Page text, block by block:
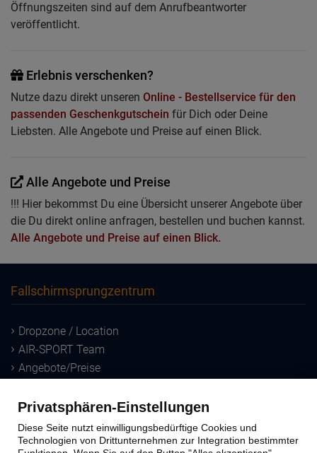
Öffnungszeiten sind auf dem Anrufbeantworter
veröffentlicht.
Erlebnis verschenken?
Nutze dazu direkt unseren Online - Bestellservice für den
passenden Geschenkgutschein für Dich oder Deine
Liebsten. Alle Angebote und Preise auf einen Blick.
Alle Angebote und Preise
!!! Hier bekommst Du eine Übersicht unserer Angebote über
die Du direkt online anfragen, bestellen und buchen kannst.
Alle Angebote und Preise auf einen Blick.
Fallschirmsprungzentrum
Dropzone / Location
AIR-SPORT Team
Angebote/Preise
Sprungausbildung
Privatsphären-Einstellungen
Diese Seite nutzt einwilligungsbedürftige Cookies und
Technologien von Drittunternehmen zur Integration bestimmter